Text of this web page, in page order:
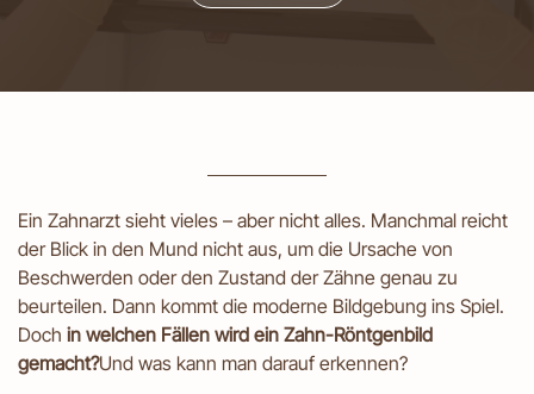
Ein Zahnarzt sieht vieles – aber nicht alles. Manchmal reicht
der Blick in den Mund nicht aus, um die Ursache von
Beschwerden oder den Zustand der Zähne genau zu
beurteilen. Dann kommt die moderne Bildgebung ins Spiel.
Doch in welchen Fällen wird ein Zahn-Röntgenbild
gemacht?Und was kann man darauf erkennen?